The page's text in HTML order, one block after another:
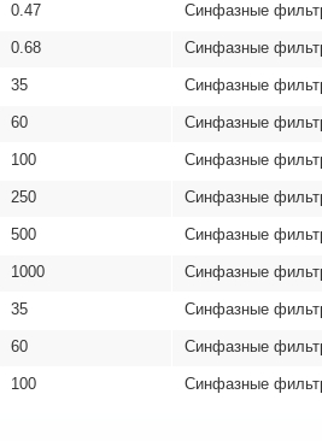
0.47 Синфазные
0.68 Синфазные
35 Синфазные
60 Синфазные
100 Синфазные
250 Синфазные
500 Синфазные
1000 Синфазные
35 Синфазные
60 Синфазные
100 Синфазные